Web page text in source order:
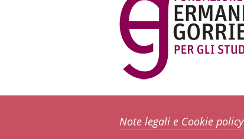
Note legali e Cookie policy